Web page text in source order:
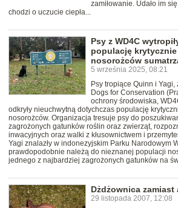
zamiłowanie. Udało im
chodzi o uczucie ciepła...
Psy z WD4C
populację
nosorożców
5 września 2025, 08:21
Psy tropiące Quinn i
Dogs for Conservation
ochrony środowiska,
odkryły nieuchwytną dotychczas populację
nosorożców. Organizacja tresuje psy do
zagrożonych gatunków roślin oraz zwierząt,
inwacyjnych oraz walki z kłusownictwem i
Yagi znalazły w indonezyjskim Parku Narodowym
prawdopodobnie należą do nieznanej populacji
jednego z najbardziej zagrożonych gatunków na
Dżdżownica
29 listopada 2007, 12:08